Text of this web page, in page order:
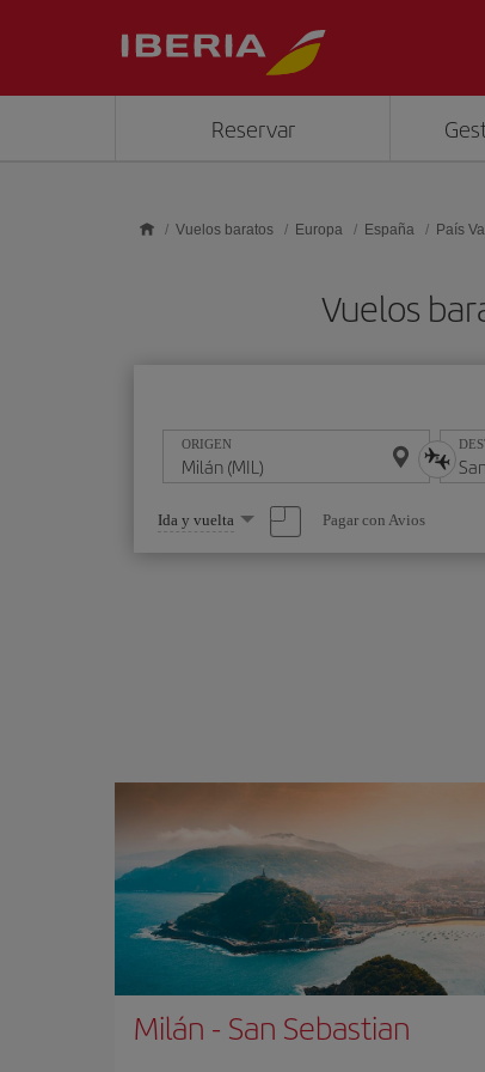
Reservar
Vuelos baratos Europa España País
Vuelos
ORIGEN
Seleccione
una
opción
Ida y vuelta Pagar con Avios
Milán - San Sebastian